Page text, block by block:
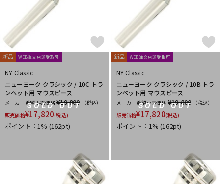
SOLD OUT
新品 WEB注文店頭受取可
NY Classic
ニューヨーク クラシック / 10C トラ
ンペット用 マウスピース
メーカー希望小売価格 ¥19,800
（税込）
販売価格¥17,820(税込)
ポイント：1% (162pt)
SOLD OUT
新品 WEB注文店頭受取可
NY Classic
ニューヨーク クラシック / 10B トラ
ンペット用 マウスピース
メーカー希望小売価格 ¥19,800
（税込）
販売価格¥17,820(税込)
ポイント：1%(162pt)